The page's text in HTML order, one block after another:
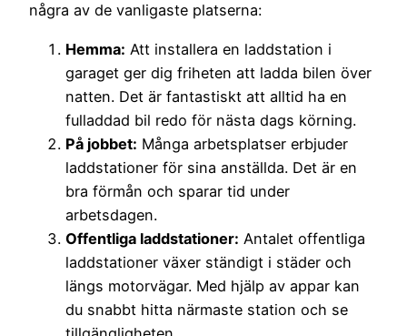
några av de vanligaste platserna:
Hemma: Att installera en laddstation i
garaget ger dig friheten att ladda bilen över
natten. Det är fantastiskt att alltid ha en
fulladdad bil redo för nästa dags körning.
På jobbet: Många arbetsplatser erbjuder
laddstationer för sina anställda. Det är en
bra förmån och sparar tid under
arbetsdagen.
Offentliga laddstationer: Antalet offentliga
laddstationer växer ständigt i städer och
längs motorvägar. Med hjälp av appar kan
du snabbt hitta närmaste station och se